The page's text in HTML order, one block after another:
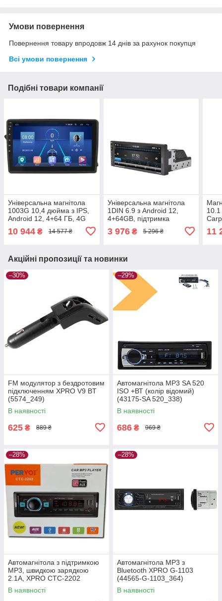
Умови повернення
Повернення товару впродовж 14 днів за рахунок покупця
Всі умови повернення
Подібні товари компанії
Універсальна магнітола
1003G 10,4 дюйма з IPS,
Android 12, 4+64 ГБ, 4G
XPRO (42437-
10 944 ₴ 14 577 ₴
Універсальна магнітола
1DIN 6.9 з Android 12,
4+64GB, підтримка
CarPlay від XPRO (42456-
6288A64_3223)
3 976₴ 5 296 ₴ 11
Акційні пропозиції та новинки
–30%
FM модулятор з бездротовим
підключенням XPRO V9 BT
(5574_249)
В наявності
625 ₴ 889 ₴
–29%
Автомагнітола MP3 SA 520
ISO +ВТ (колір відомий)
(43175-SA 520_338)
В наявності
686 ₴ 969 ₴
–28%
Автомагнітола з підтримкою
MP3, швидкою зарядкою
2.1A, XPRO CTC-2202
(44846-CTC-2202_368)
В наявності
–28%
Автомагнітола MP3 з
Bluetooth XPRO G-1103
(44565-G-1103_364)
В наявності